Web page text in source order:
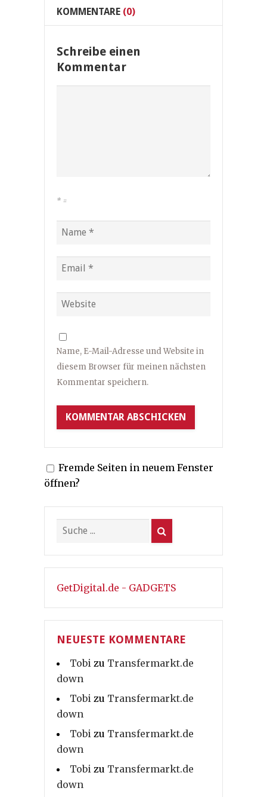
KOMMENTARE (0)
Schreibe einen
Kommentar
* =
Name, E-Mail-Adresse und Website in
diesem Browser für meinen nächsten
Kommentar speichern.
Fremde Seiten in neuem Fenster
öffnen?
GetDigital.de - GADGETS
NEUESTE KOMMENTARE
Tobi zu Transfermarkt.de
down
Tobi zu Transfermarkt.de
down
Tobi zu Transfermarkt.de
down
Tobi zu Transfermarkt.de
down